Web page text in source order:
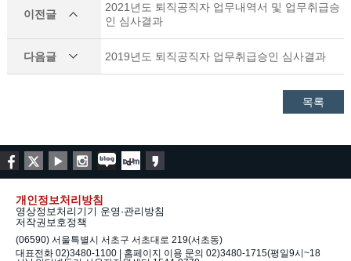
이전글
2021년도 퇴직공직자 업무내역서 및 업무취급승
인 심사결과
다음글 2019년도 퇴직공직자 업무취급승인 심사결과
목록
개인정보처리방침
영상정보처리기기 운영·관리방침
저작권보호정책
(06590) 서울특별시 서초구 서초대로 219(서초동)
대표전화 02)3480-1100 | 홈페이지 이용 문의 02)3480-1715(평일9시~18